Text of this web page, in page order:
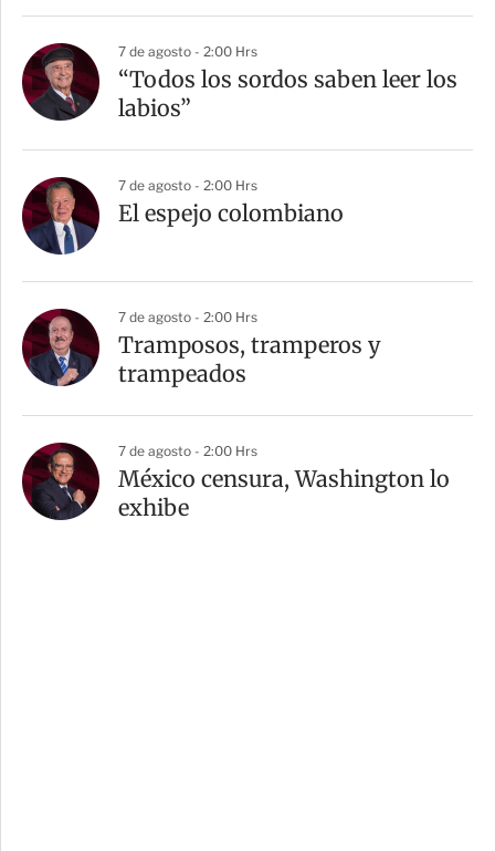
7 de agosto - 2:00 Hrs
“Todos los sordos saben leer los
labios”
7 de agosto - 2:00 Hrs
El espejo colombiano
7 de agosto - 2:00 Hrs
Tramposos, tramperos y
trampeados
7 de agosto - 2:00 Hrs
México censura, Washington lo
exhibe